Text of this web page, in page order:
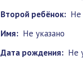
Второй ребёнок: Не
Имя: Не указано
Дата рождения: Не